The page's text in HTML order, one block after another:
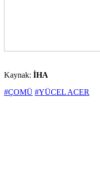
Kaynak: İHA
#ÇOMÜ #YÜCEL ACER